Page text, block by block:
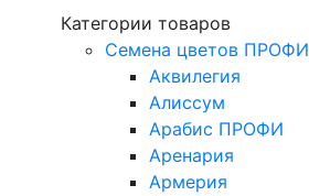
Категории товаров
Cемена цветов ПРОФИ
Аквилегия
Алиссум
Арабис ПРОФИ
Аренария
Армерия